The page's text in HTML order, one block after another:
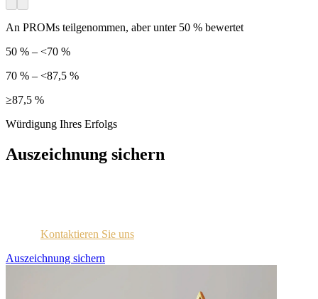
An PROMs teilgenommen, aber unter 50 % bewertet
50 % – <70 %
70 % – <87,5 %
≥87,5 %
Würdigung Ihres Erfolgs
Auszeichnung sichern
Kontaktieren Sie uns
Auszeichnung sichern